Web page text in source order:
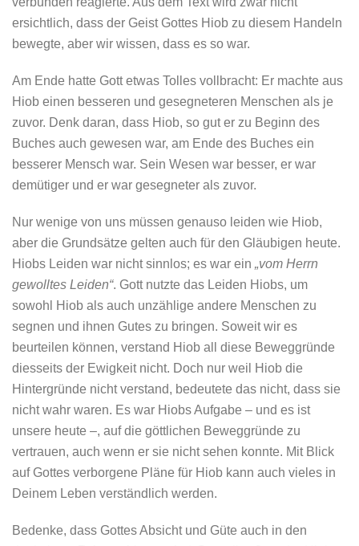
ersichtlich, dass der Geist Gottes Hiob zu diesem Handeln
bewegte, aber wir wissen, dass es so war.
Am Ende hatte Gott etwas Tolles vollbracht: Er machte aus
Hiob einen besseren und gesegneteren Menschen als je
zuvor. Denk daran, dass Hiob, so gut er zu Beginn des
Buches auch gewesen war, am Ende des Buches ein
besserer Mensch war. Sein Wesen war besser, er war
demütiger und er war gesegneter als zuvor.
Nur wenige von uns müssen genauso leiden wie Hiob,
aber die Grundsätze gelten auch für den Gläubigen heute.
Hiobs Leiden war nicht sinnlos; es war ein „vom Herrn
gewolltes Leiden“. Gott nutzte das Leiden Hiobs, um
sowohl Hiob als auch unzählige andere Menschen zu
segnen und ihnen Gutes zu bringen. Soweit wir es
beurteilen können, verstand Hiob all diese Beweggründe
diesseits der Ewigkeit nicht. Doch nur weil Hiob die
Hintergründe nicht verstand, bedeutete das nicht, dass sie
nicht wahr waren. Es war Hiobs Aufgabe – und es ist
unsere heute –, auf die göttlichen Beweggründe zu
vertrauen, auch wenn er sie nicht sehen konnte. Mit Blick
auf Gottes verborgene Pläne für Hiob kann auch vieles in
Deinem Leben verständlich werden.
Bedenke, dass Gottes Absicht und Güte auch in den